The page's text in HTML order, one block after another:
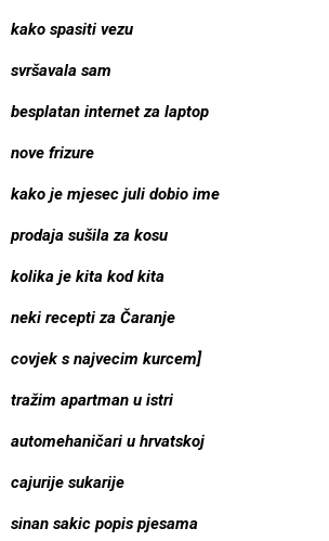
kako spasiti vezu
svršavala sam
besplatan internet za laptop
nove frizure
kako je mjesec juli dobio ime
prodaja sušila za kosu
kolika je kita kod kita
neki recepti za Čaranje
covjek s najvecim kurcem]
tražim apartman u istri
automehaničari u hrvatskoj
cajurije sukarije
sinan sakic popis pjesama